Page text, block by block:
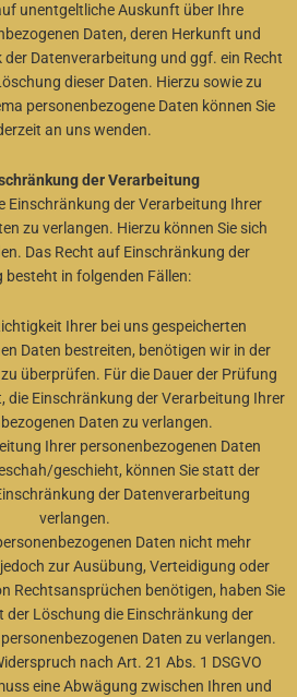
unentgeltliche Auskunft über Ihre
Daten, deren Herkunft und
Datenverarbeitung und ggf. ein Recht
dieser Daten. Hierzu sowie zu
personenbezogene Daten können Sie
an uns wenden.
der Verarbeitung
Einschränkung der Verarbeitung Ihrer
zu verlangen. Hierzu können Sie sich
Das Recht auf Einschränkung der
besteht in folgenden Fällen:
Ihrer bei uns gespeicherten
Daten bestreiten, benötigen wir in der
überprüfen. Für die Dauer der Prüfung
die Einschränkung der Verarbeitung Ihrer
Daten zu verlangen.
Ihrer personenbezogenen Daten
geschieht, können Sie statt der
der Datenverarbeitung
verlangen.
Daten nicht mehr
zur Ausübung, Verteidigung oder
Rechtsansprüchen benötigen, haben Sie
der Löschung die Einschränkung der
Daten zu verlangen.
nach Art. 21 Abs. 1 DSGVO
eine Abwägung zwischen Ihren und